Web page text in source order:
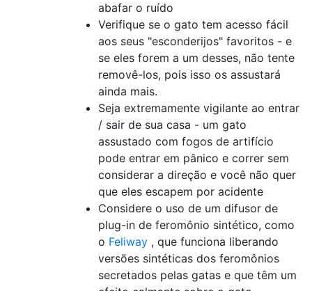
abafar o ruído
Verifique se o gato tem acesso fácil
aos seus "esconderijos" favoritos - e
se eles forem a um desses, não tente
removê-los, pois isso os assustará
ainda mais.
Seja extremamente vigilante ao entrar
/ sair de sua casa - um gato
assustado com fogos de artifício
pode entrar em pânico e correr sem
considerar a direção e você não quer
que eles escapem por acidente
Considere o uso de um difusor de
plug-in de feromônio sintético, como
o Feliway , que funciona liberando
versões sintéticas dos feromônios
secretados pelas gatas e que têm um